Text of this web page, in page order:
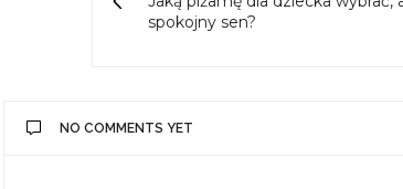
spokojny sen?
NO COMMENTS YET